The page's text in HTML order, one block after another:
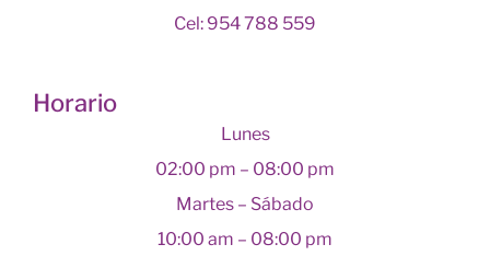
Cel: 954 788 559
Horario
Lunes
02:00 pm – 08:00 pm
Martes – Sábado
10:00 am – 08:00 pm